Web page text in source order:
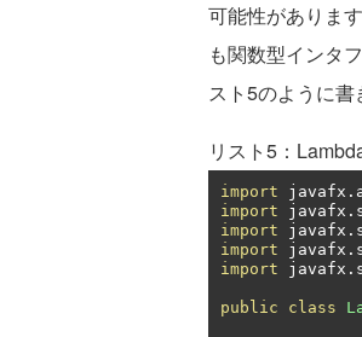
可能性がありま
も関数型インタ
スト5のように書
リスト5：
import javafx .
import javafx .
import javafx .
import javafx .
import javafx .
public class